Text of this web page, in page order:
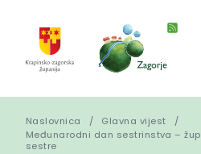
Naslovnica
Glavna vijest
Međunarodni dan sestrinstva –
sestre